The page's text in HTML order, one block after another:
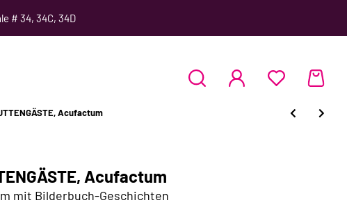
# 34, 34C, 34D
Acufactum
Acufactum
mit Bilderbuch-Geschichten